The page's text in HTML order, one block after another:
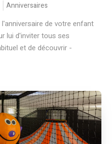
Anniversaires
de votre enfant
lui d'inviter tous ses
et de découvrir -